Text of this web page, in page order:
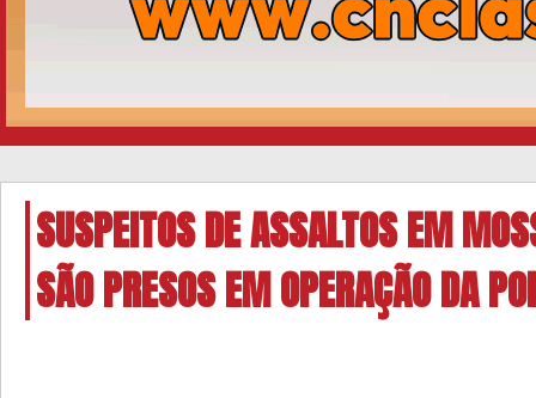
SUSPEITOS DE ASSALTOS EM
SÃO PRESOS EM OPERAÇÃO DA